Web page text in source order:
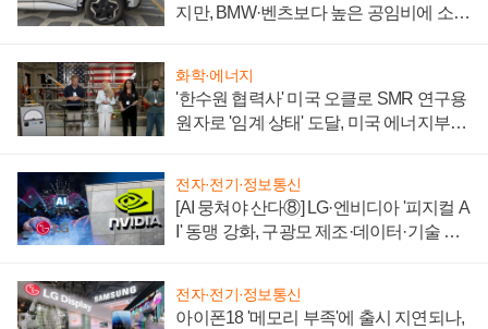
지만, BMW·벤츠보다 높은 공임비에 소비
화학·에너지
'한수원 협력사' 미국 오클로 SMR 연구용
원자로 '임계 상태' 도달, 미국 에너지부
전자·전기·정보통신
[AI 뭉쳐야 산다⑧] LG·엔비디아 '피지컬 A
I' 동맹 강화, 구광모 제조·데이터·기술 결
전자·전기·정보통신
아이폰18 '메모리 부족'에 출시 지연되나,